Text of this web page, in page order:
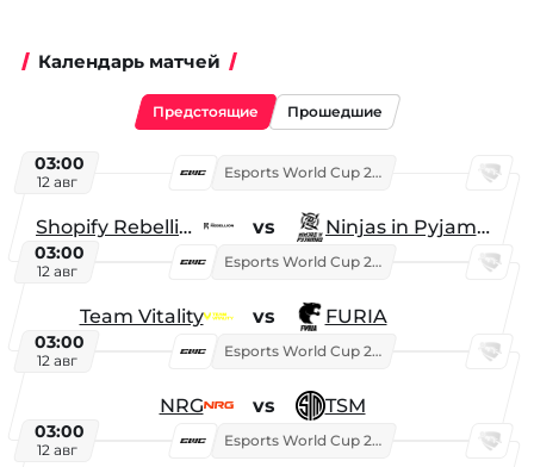
Календарь матчей
Предстоящие Прошедшие
03:00
12 авг
Esports World Cup 2026
Shopify Rebellion vs Ninjas in Pyjamas
03:00
12 авг
Esports World Cup 2026
Team Vitality vs FURIA
03:00
12 авг
Esports World Cup 2026
NRG vs TSM
03:00
12 авг
Esports World Cup 2026